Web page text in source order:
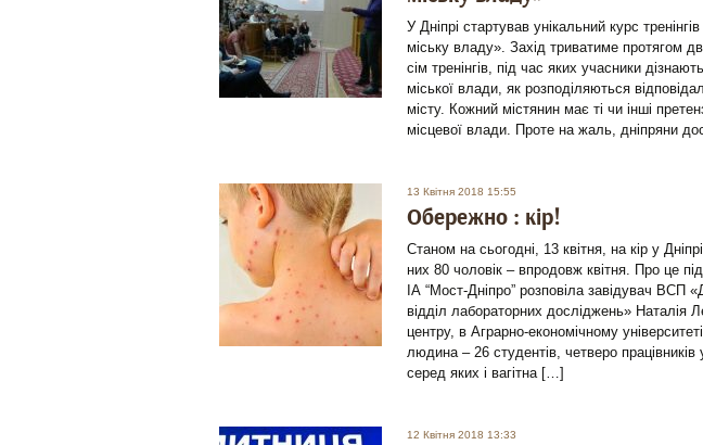
У Дніпрі стартував унікальний курс
міську владу». Захід триватиме протягом
сім тренінгів, під час яких учасники
міської влади, як розподіляються
місту. Кожний містянин має ті чи інші
місцевої влади. Проте на жаль, дніпряни
13 Квітня 2018 15:55
Обережно : кір!
Станом на сьогодні, 13 квітня, на кір у
них 80 чоловік – впродовж квітня. Про це
ІА “Мост-Дніпро” розповіла завідувач ВСП
відділ лабораторних досліджень» Наталія
центру, в Аграрно-економічному
людина – 26 студентів, четверо працівників
серед яких і вагітна […]
12 Квітня 2018 13:33